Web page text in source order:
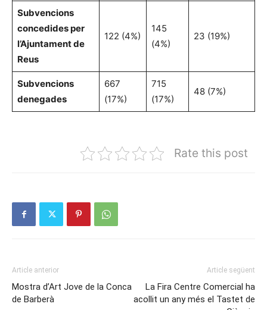
Subvencions
concedides per
l’Ajuntament de
Reus
122 (4%)
145
(4%)
23 (19%)
Subvencions
denegades
667
(17%)
715
(17%)
48 (7%)
Rate this post
Article anterior
Mostra d’Art Jove de la Conca
de Barberà
Article següent
La Fira Centre Comercial ha
acollit un any més el Tastet de